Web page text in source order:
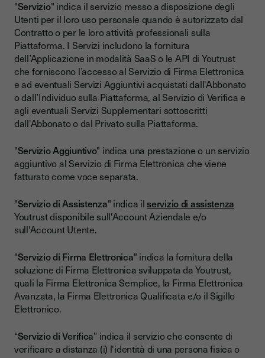
"Servizio" indica il servizio messo a disposizione degli
Utenti per il loro uso personale quando è autorizzato dal
Contratto o per le loro attività professionali sulla
Piattaforma. I Servizi includono la fornitura
dell’Applicazione in modalità SaaS o le API di Youtrust
che forniscono l’accesso al Servizio di Firma Elettronica
e ad eventuali Servizi Aggiuntivi acquistati dall'Abbonato
o dall’Individuo sulla Piattaforma, al Servizio di Verifica e
agli eventuali Servizi Supplementari sottoscritti
dall'Abbonato o dal Privato sulla Piattaforma.
"Servizio Aggiuntivo" indica una prestazione o un servizio
aggiuntivo al Servizio di Firma Elettronica che viene
fatturato come voce separata.
"Servizio di Assistenza" indica ilservizio di assistenza
Youtrust disponibile sull'Account Aziendale e/o
sull'Account Utente.
"Servizio di Firma Elettronica" indica la fornitura della
soluzione di Firma Elettronica sviluppata da Youtrust,
quali la Firma Elettronica Semplice, la Firma Elettronica
Avanzata, la Firma Elettronica Qualificata e/o il Sigillo
Elettronico.
“Servizio di Verifica” indica il servizio che consente di
verificare a distanza (i) l'identità di una persona fisica o